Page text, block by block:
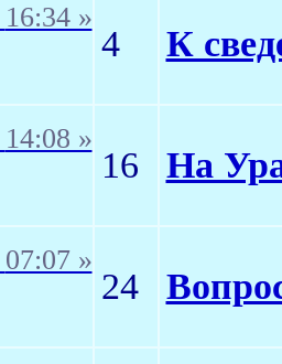
16:34 »
4 К
14:08 »
16 На
07:07 »
24